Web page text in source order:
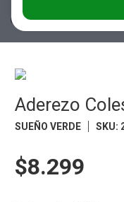
Coleslaw X 200 Cc
Aderezo
SUEÑO VERDE SKU:
$8.299
.
Galletitas
Cerveza
Juguetes
Fideos